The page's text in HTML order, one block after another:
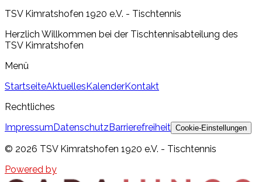
TSV Kimratshofen 1920 e.V. - Tischtennis
Herzlich Willkommen bei der Tischtennisabteilung des
TSV Kimratshofen
Menü
StartseiteAktuelles KalenderKontakt
Rechtliches
Impressum Datenschutz Barrierefreiheit Cookie-Einstellungen
© 2026 TSV Kimratshofen 1920 e.V. - Tischtennis
Powered by